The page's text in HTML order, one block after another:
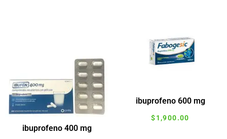
ibuprofeno 400 mg
ibuprofeno 600 mg
$1,900.00